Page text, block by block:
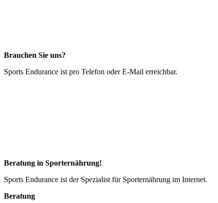
Brauchen Sie uns?
Sports Endurance ist pro Telefon oder E-Mail erreichbar.
Beratung in Sporternährung!
Sports Endurance ist der Spezialist für Sporternährung im Internet.
Beratung